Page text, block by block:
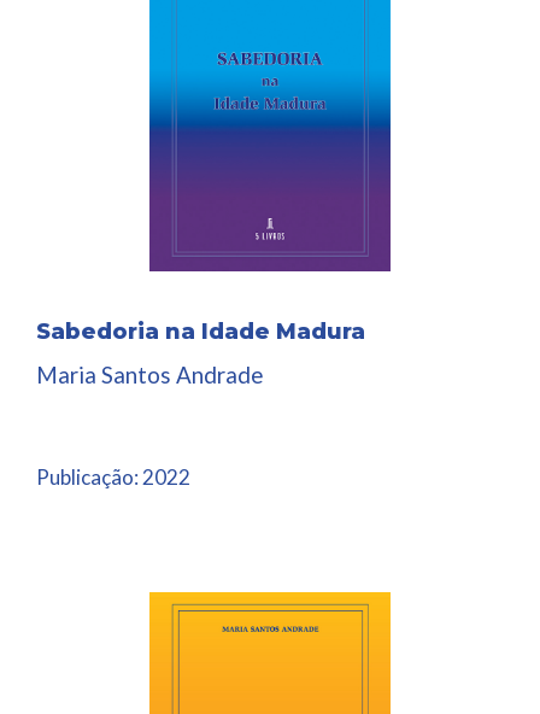
Sabedoria na Idade Madura
Maria Santos Andrade
Publicação: 2022